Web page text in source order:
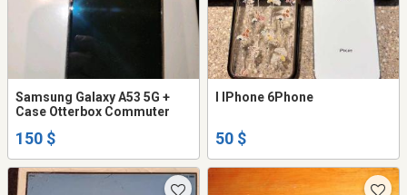
Samsung Galaxy A53 5G +
Case Otterbox Commuter
150 $
I IPhone 6Phone
50 $